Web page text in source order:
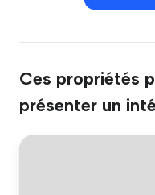
Ces propriétés
présenter un